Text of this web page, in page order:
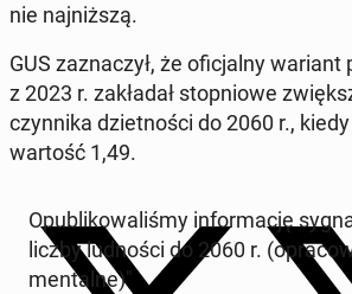
nie naj­niż­szą.
GUS za­zna­czył, że ofi­cjal­ny wariant
z 2023 r. za­kła­dał stop­nio­we
czyn­ni­ka dziet­no­ści do 2060 r.,
wartość 1,49.
Opu­bli­ko­wa­li­śmy in­for­ma­cję
liczby lud­no­ści do 2060 r.
men­tal­ne)"